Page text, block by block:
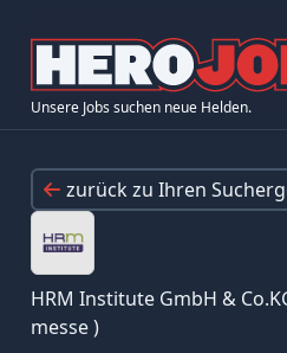
Unsere Jobs suchen neue Helden.
zurück zu Ihren
HRM Institute GmbH &
messe )